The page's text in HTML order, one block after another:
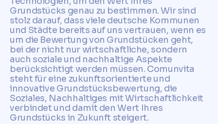
Grundstücks genau zu bestimmen. Wir sind
stolz darauf, dass viele deutsche Kommunen
und Städte bereits auf uns vertrauen, wenn es
um die Bewertung von Grundstücken geht,
bei der nicht nur wirtschaftliche, sondern
auch soziale und nachhaltige Aspekte
berücksichtigt werden müssen. Comunvita
steht für eine zukunftsorientierte und
innovative Grundstücksbewertung, die
Soziales, Nachhaltiges mit Wirtschaftlichkeit
verbindet und damit den Wert Ihres
Grundstücks in Zukunft steigert.